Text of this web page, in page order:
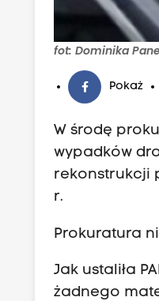
fot: Dominika
Pokaż
W środę
wypadków
rekonstrukcji
r.
Prokuratura
Jak ustaliła
żadnego